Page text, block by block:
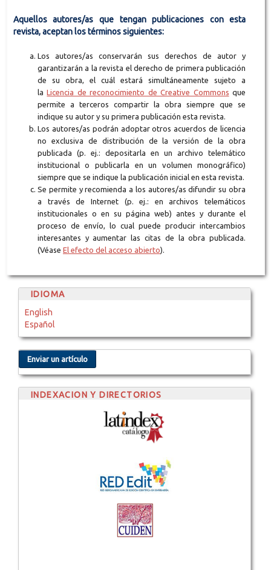
Aquellos autores/as que tengan publicaciones con esta
revista, aceptan los términos siguientes:
Los autores/as conservarán sus derechos de autor y
garantizarán a la revista el derecho de primera publicación
de su obra, el cuál estará simultáneamente sujeto a
laLicencia de reconocimiento de Creative Commons que
permite a terceros compartir la obra siempre que se
indique su autor y su primera publicación esta revista.
Los autores/as podrán adoptar otros acuerdos de licencia
no exclusiva de distribución de la versión de la obra
publicada (p. ej.: depositarla en un archivo telemático
institucional o publicarla en un volumen monográfico)
siempre que se indique la publicación inicial en esta revista.
Se permite y recomienda a los autores/as difundir su obra
a través de Internet (p. ej.: en archivos telemáticos
institucionales o en su página web) antes y durante el
proceso de envío, lo cual puede producir intercambios
interesantes y aumentar las citas de la obra publicada.
(Véase El efecto del acceso abierto).
IDIOMA
English
Español
Enviar un artículo
INDEXACION Y DIRECTORIOS